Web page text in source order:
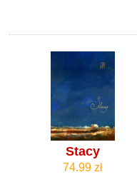
Stacy
74.99 zł